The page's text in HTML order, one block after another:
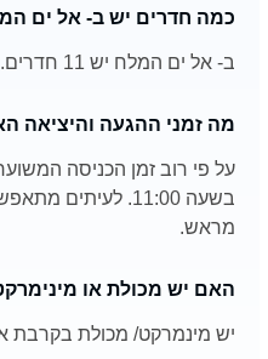
כמה חדרים יש ב- אל ים
ב- אל ים המלח יש 11 חדרים.
מה זמני ההגעה והיציאה
בשעה 11:00.
מראש.
האם יש מכולת או
יש מינמרקט/ מכולת בקרבת